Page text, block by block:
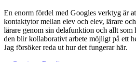
En enorm fördel med Googles verktyg är
kontaktytor mellan elev och elev, lärare
lärare genom sin delafunktion och allt
den blir kollaborativt arbete möjligt på ett
Jag försöker reda ut hur det fungerar här.